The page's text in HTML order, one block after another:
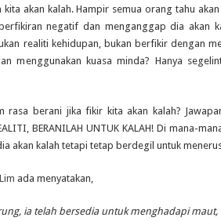
akan kalah. Hampir semua orang tahu
negatif dan menganggap dia akan
realiti kehidupan, bukan berfikir dengan
menggunakan kuasa minda? Hanya
rasa berani jika fikir kita akan kalah?
BERANILAH UNTUK KALAH! Di mana-
akan kalah tetapi tetap berdegil untuk
ada menyatakan,
ia telah bersedia untuk menghadapi maut,